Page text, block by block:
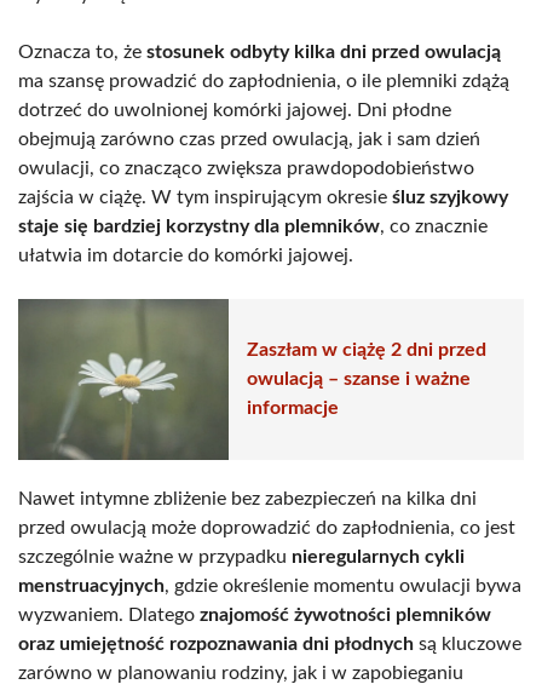
Oznacza to, że stosunek odbyty kilka dni przed owulacją
ma szansę prowadzić do zapłodnienia, o ile plemniki zdążą
dotrzeć do uwolnionej komórki jajowej. Dni płodne
obejmują zarówno czas przed owulacją, jak i sam dzień
owulacji, co znacząco zwiększa prawdopodobieństwo
zajścia w ciążę. W tym inspirującym okresie śluz szyjkowy
staje się bardziej korzystny dla plemników, co znacznie
ułatwia im dotarcie do komórki jajowej.
Zaszłam w ciążę 2 dni przed
owulacją – szanse i ważne
informacje
Nawet intymne zbliżenie bez zabezpieczeń na kilka dni
przed owulacją może doprowadzić do zapłodnienia, co jest
szczególnie ważne w przypadku nieregularnych cykli
menstruacyjnych, gdzie określenie momentu owulacji bywa
wyzwaniem. Dlatego znajomość żywotności plemników
oraz umiejętność rozpoznawania dni płodnych są kluczowe
zarówno w planowaniu rodziny, jak i w zapobieganiu